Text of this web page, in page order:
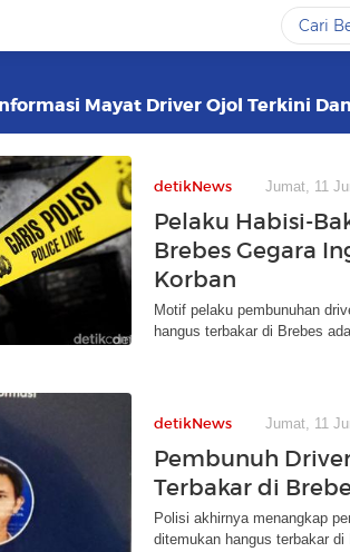
Mayat Driver Ojol Terkini
detikNews Jumat, 11
Pelaku Habisi-
Brebes Gegara
Korban
Motif pelaku pembunuhan
hangus terbakar di Brebes
detikNews Jumat, 11
Pembunuh
Terbakar di
Polisi akhirnya menangkap
ditemukan hangus terbakar